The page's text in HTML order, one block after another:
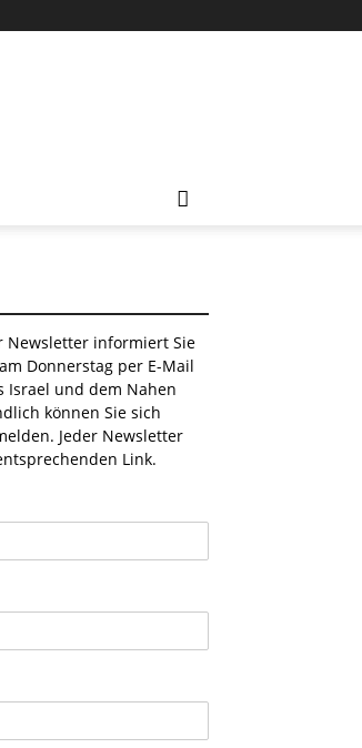
Newsletter informiert Sie
Donnerstag per E-Mail
Israel und dem Nahen
können Sie sich
Jeder Newsletter
Link.